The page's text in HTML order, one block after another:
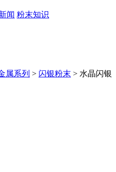
闻 粉末知识
属系列 > 闪银粉末 > 水晶闪银